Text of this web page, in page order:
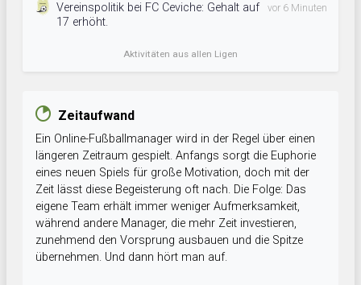
Vereinspolitik bei FC Ceviche: Gehalt auf
17 erhöht.
vor 6 Minuten
Aktivitäten aus allen Ligen
Zeitaufwand
Ein Online-Fußballmanager wird in der Regel über einen
längeren Zeitraum gespielt. Anfangs sorgt die Euphorie
eines neuen Spiels für große Motivation, doch mit der
Zeit lässt diese Begeisterung oft nach. Die Folge: Das
eigene Team erhält immer weniger Aufmerksamkeit,
während andere Manager, die mehr Zeit investieren,
zunehmend den Vorsprung ausbauen und die Spitze
übernehmen. Und dann hört man auf.